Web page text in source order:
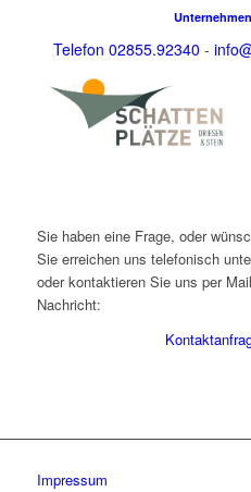
Unternehmen
Telefon 02855.92340 -
Sie haben eine Frage, oder
Sie erreichen uns telefonisch
oder kontaktieren Sie uns per
Nachricht:
Impressum